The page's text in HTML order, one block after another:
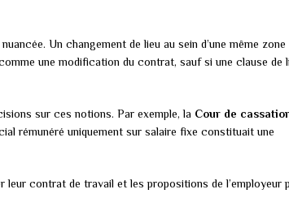
Un changement de lieu au sein d’une même zone
une modification du contrat, sauf si une clause de
sur ces notions. Par exemple, la Cour de
rémunéré uniquement sur salaire fixe constituait une
leur contrat de travail et les propositions de l’employeur